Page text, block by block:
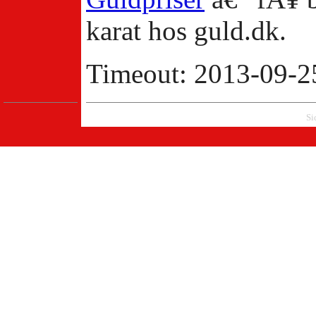
karat hos guld.dk.
Timeout: 2013-09-